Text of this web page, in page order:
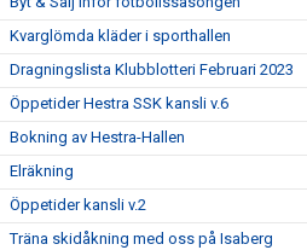
Kvarglömda kläder i sporthallen
Dragningslista Klubblotteri Februari 2023
Öppetider Hestra SSK kansli v.6
Bokning av Hestra-Hallen
Elräkning
Öppetider kansli v.2
Träna skidåkning med oss på Isaberg